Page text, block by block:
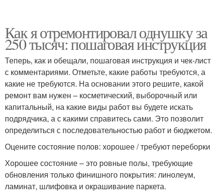
Как я отремонтировал однушку за
250 тысяч: пошаговая инструкция
Теперь, как и обещали, пошаговая инструкция и чек-лист
с комментариями. Отметьте, какие работы требуются, а
какие не требуются. На основании этого решите, какой
ремонт вам нужен – косметический, выборочный или
капитальный, на какие виды работ вы будете искать
подрядчика, а с какими справитесь сами. Это позволит
определиться с последовательностью работ и бюджетом.
Оцените состояние полов: хорошее / требуют переборки
Хорошее состояние – это ровные полы, требующие
обновления только финишного покрытия: линолеум,
ламинат, шлифовка и окрашивание паркета.